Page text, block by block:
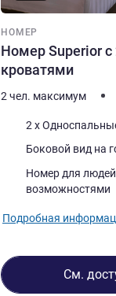
НОМЕР
Номер Superior с
кроватями
2 чел. максимум
Постель
2 x
Виды:Боковой вид на
Номер для
возможностями
Подробная
См.